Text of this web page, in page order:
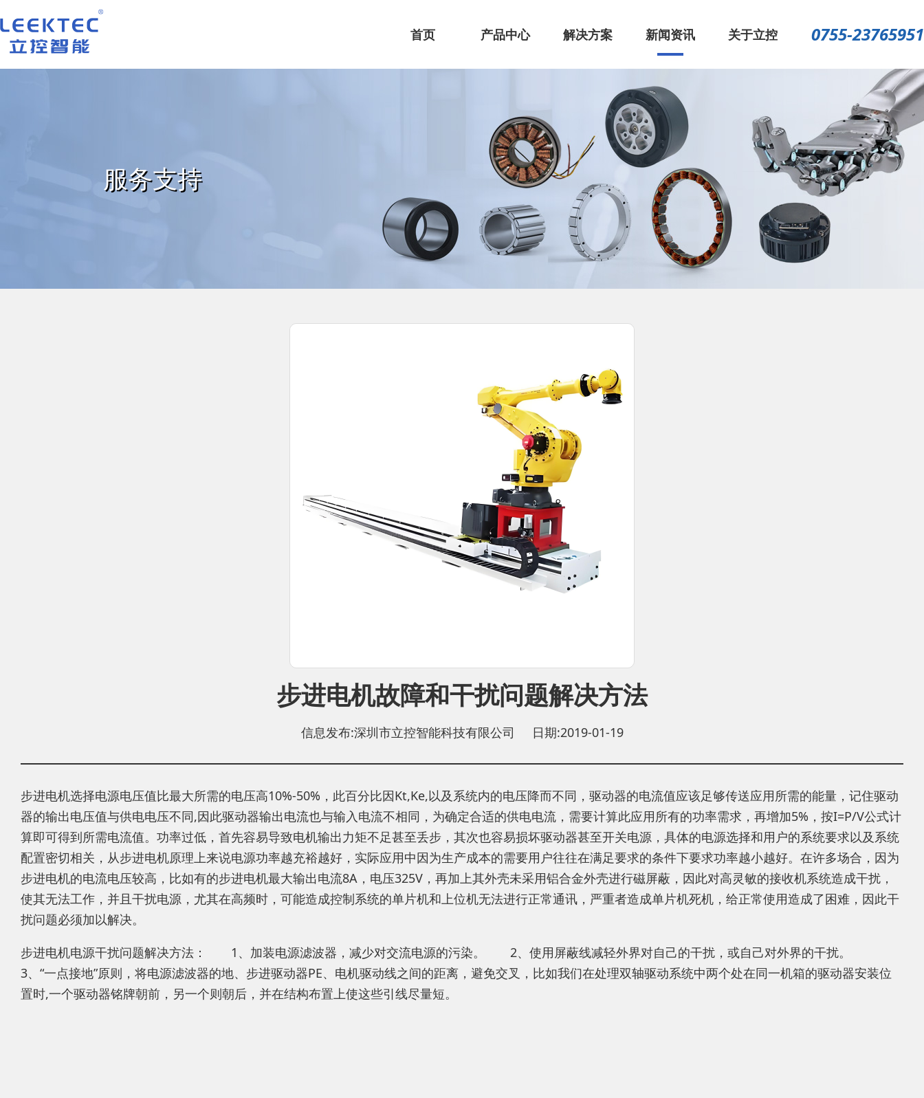
深圳市立控智能科技有限公司
首页
产品中心 解决方案 新闻资讯 关于立控 0755-23765951
服务支持
步进电机故障和干扰问题解决方法
信息发布:深圳市立控智能科技有限公司 日期:2019-01-19
步进电机选择电源电压值比最大所需的电压高10%-50%，此百分比因Kt,Ke,以及系统内的电压降而不同，驱动器的电流值应该足够传送应用所需的能量，记住驱动
器的输出电压值与供电电压不同,因此驱动器输出电流也与输入电流不相同，为确定合适的供电电流，需要计算此应用所有的功率需求，再增加5%，按I=P/V公式计
算即可得到所需电流值。功率过低，首先容易导致电机输出力矩不足甚至丢步，其次也容易损坏驱动器甚至开关电源，具体的电源选择和用户的系统要求以及系统
配置密切相关，从步进电机原理上来说电源功率越充裕越好，实际应用中因为生产成本的需要用户往往在满足要求的条件下要求功率越小越好。在许多场合，因为
步进电机的电流电压较高，比如有的步进电机最大输出电流8A，电压325V，再加上其外壳未采用铝合金外壳进行磁屏蔽，因此对高灵敏的接收机系统造成干扰，
使其无法工作，并且干扰电源，尤其在高频时，可能造成控制系统的单片机和上位机无法进行正常通讯，严重者造成单片机死机，给正常使用造成了困难，因此干
扰问题必须加以解决。
步进电机电源干扰问题解决方法：
1、加装电源滤波器，减少对交流电源的污染。
2、使用屏蔽线减轻外界对自己的干扰，或自己对外界的干扰。
3、“一点接地”原则，将电源滤波器的地、步进驱动器PE、电机驱动线之间的距离，避免交叉，比如我们在处理双轴驱动系统中两个处在同一机箱的驱动器安装位
置时,一个驱动器铭牌朝前，另一个则朝后，并在结构布置上使这些引线尽量短。